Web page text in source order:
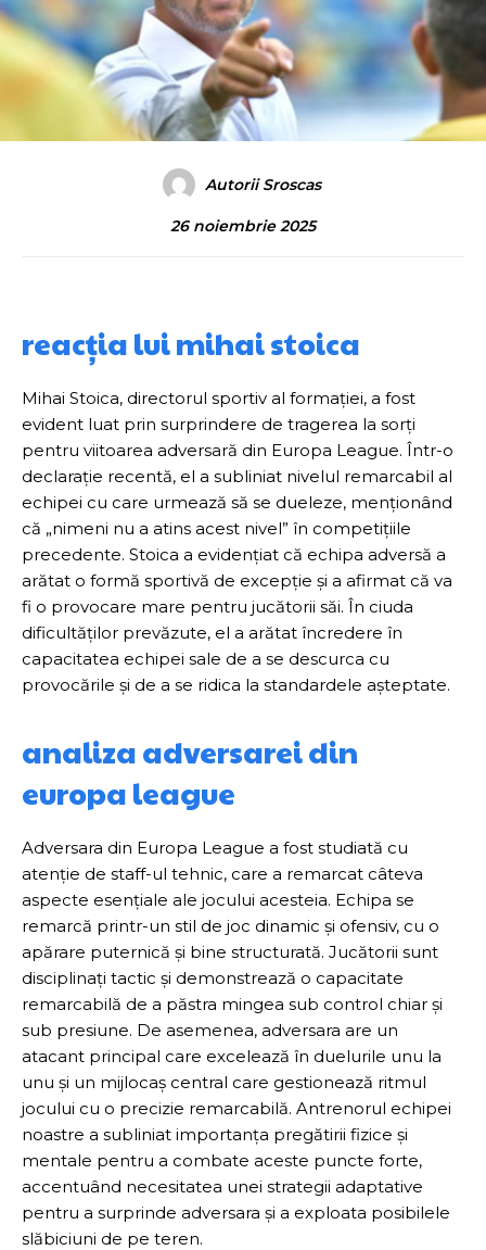
Autorii Sroscas
26 noiembrie 2025
reacția lui mihai stoica
Mihai Stoica, directorul sportiv al formației, a fost
evident luat prin surprindere de tragerea la sorți
pentru viitoarea adversară din Europa League. Într-o
declarație recentă, el a subliniat nivelul remarcabil al
echipei cu care urmează să se dueleze, menționând
că „nimeni nu a atins acest nivel” în competițiile
precedente. Stoica a evidențiat că echipa adversă a
arătat o formă sportivă de excepție și a afirmat că va
fi o provocare mare pentru jucătorii săi. În ciuda
dificultăților prevăzute, el a arătat încredere în
capacitatea echipei sale de a se descurca cu
provocările și de a se ridica la standardele așteptate.
analiza adversarei din
europa league
Adversara din Europa League a fost studiată cu
atenție de staff-ul tehnic, care a remarcat câteva
aspecte esențiale ale jocului acesteia. Echipa se
remarcă printr-un stil de joc dinamic și ofensiv, cu o
apărare puternică și bine structurată. Jucătorii sunt
disciplinați tactic și demonstrează o capacitate
remarcabilă de a păstra mingea sub control chiar și
sub presiune. De asemenea, adversara are un
atacant principal care excelează în duelurile unu la
unu și un mijlocaș central care gestionează ritmul
jocului cu o precizie remarcabilă. Antrenorul echipei
noastre a subliniat importanța pregătirii fizice și
mentale pentru a combate aceste puncte forte,
accentuând necesitatea unei strategii adaptative
pentru a surprinde adversara și a exploata posibilele
slăbiciuni de pe teren.